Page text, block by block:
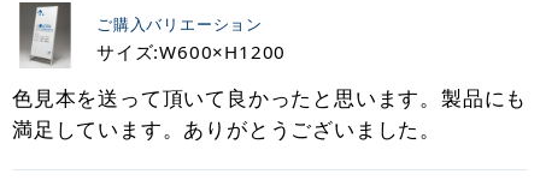
ご購入バリエーション
サイズ:W600×H1200
色見本を送って頂いて良かったと思います。製品にも
満足しています。ありがとうございました。